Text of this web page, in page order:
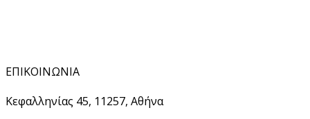
ΕΠΙΚΟΙΝΩΝΙΑ
Κεφαλληνίας 45, 11257, Αθήνα